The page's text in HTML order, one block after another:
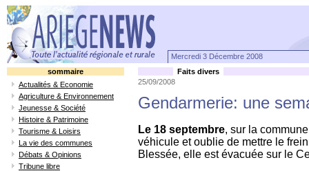
Mercredi 3 Décembre 2008
sommaire
Actualités & Economie
Agriculture & Environnement
Jeunesse & Société
Histoire & Patrimoine
Tourisme & Loisirs
La vie des communes
Débats & Opinions
Tribune libre
Faits divers
25/09/2008
Gendarmerie: une
Le 18 septembre, sur la
véhicule et oublie de mettre le
Blessée, elle est évacuée sur le